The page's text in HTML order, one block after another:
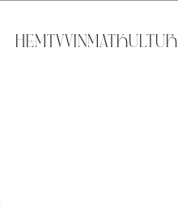
HEMTVVINMATKULTUR